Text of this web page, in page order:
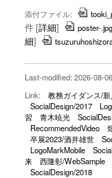
添付ファイル:
件[詳細] poster-.jpg
細]
Last-modified: 2026-08-
Link:
教務ガイダンス/新
SocialDesign/2017
習
青木暁光
RecommendedVideo
卒展2023/酒井雄世
LogoMarkMobile
来
西隆彰/WebSample
SocialDesign/2018